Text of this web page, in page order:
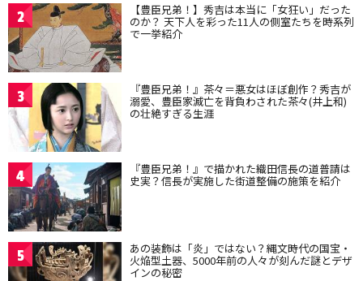
2 【豊臣兄弟！】秀吉は本当に「女狂い」だった
のか？ 天下人を彩った11人の側室たちを時系列
で一挙紹介
3 『豊臣兄弟！』茶々＝悪女はほぼ創作？秀吉が
溺愛、豊臣家滅亡を背負わされた茶々(井上和)
の壮絶すぎる生涯
4 『豊臣兄弟！』で描かれた織田信長の道普請は
史実？信長が実施した街道整備の施策を紹介
5 あの装飾は「炎」ではない？縄文時代の国宝・
火焔型土器、5000年前の人々が刻んだ謎とデザ
インの秘密